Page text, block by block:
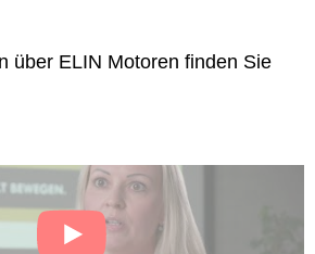
über ELIN Motoren finden Sie